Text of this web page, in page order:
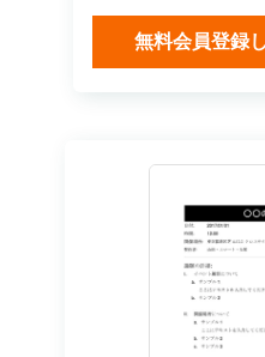
無料会員登録